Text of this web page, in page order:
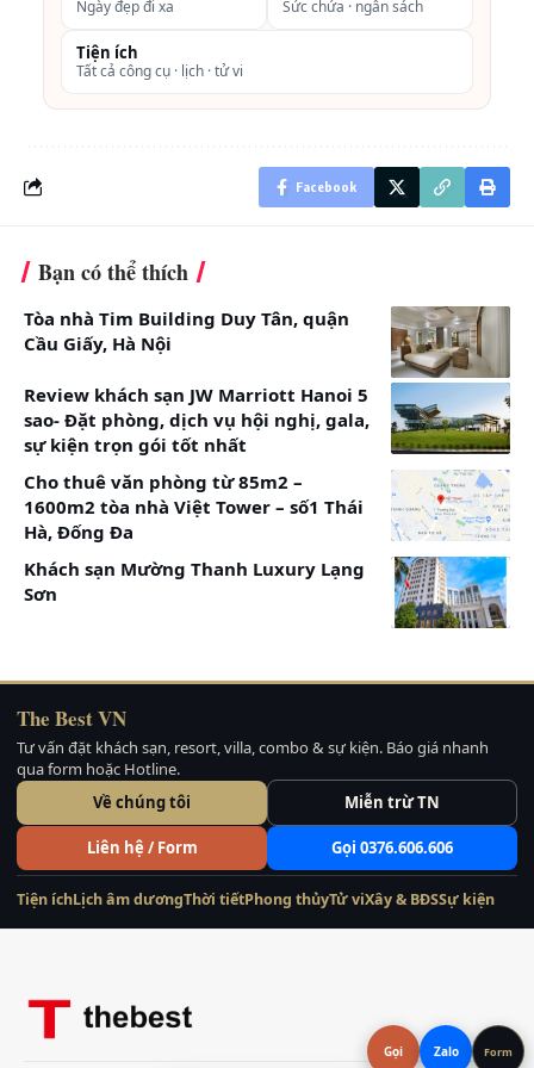
và thông.
tích
người
giường
22m2 2
1 giường
đôi hoặc
2 giường
đơn
Vườn
Từ
902.755VNĐ/
đêm
Phòng Junior
Ngày đẹp đi xa Sức chứa · ngân sách
Tiện ích
Tất cả công cụ · lịch · tử vi
Facebook
Bạn có thể thích
Tòa nhà Tim Building Duy Tân, quận
Cầu Giấy, Hà Nội
Review khách sạn JW Marriott Hanoi 5
sao- Đặt phòng, dịch vụ hội nghị, gala,
sự kiện trọn gói tốt nhất
Cho thuê văn phòng từ 85m2 –
1600m2 tòa nhà Việt Tower – số1 Thái
Hà, Đống Đa
Khách sạn Mường Thanh Luxury Lạng
Sơn
The Best VN
Tư vấn đặt khách sạn, resort, villa, combo & sự kiện. Báo giá nhanh
qua form hoặc Hotline.
Về chúng tôi
Miễn trừ TN
Liên hệ / Form Gọi 0376.606.606
Tiện íchLịch âm dươngThời tiếtPhong thủyTử viXây & BĐSSự kiện
Gọi Zalo Form